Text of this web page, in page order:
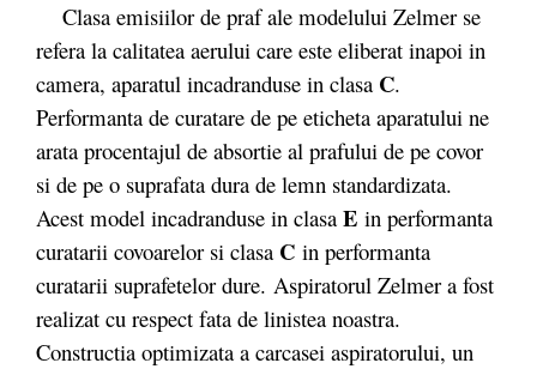
Clasa emisiilor de praf ale modelului Zelmer se
refera la calitatea aerului care este eliberat inapoi in
camera, aparatul incadranduse in clasa C.
Performanta de curatare de pe eticheta aparatului ne
arata procentajul de absortie al prafului de pe covor
si de pe o suprafata dura de lemn standardizata.
Acest model incadranduse in clasa E in performanta
curatarii covoarelor si clasa C in performanta
curatarii suprafetelor dure. Aspiratorul Zelmer a fost
realizat cu respect fata de linistea noastra.
Constructia optimizata a carcasei aspiratorului, un